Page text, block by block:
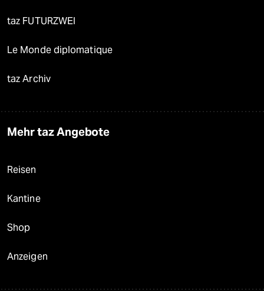
taz FUTURZWEI
Le Monde diplomatique
taz Archiv
Mehr taz Angebote
Reisen
Kantine
Shop
Anzeigen